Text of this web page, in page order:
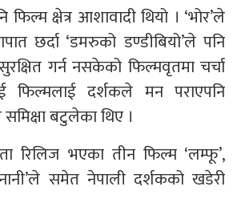
फिल्म क्षेत्र आशावादी थियो । ‘भोर’ले
छर्दा ‘डमरुको डण्डीबियो’ले पनि
गर्न नसकेको फिल्मवृतमा चर्चा
दर्शकले मन पराएपनि
बटुलेका थिए ।
रिलिज भएका तीन फिल्म ‘लम्फू’,
नानी’ले समेत नेपाली दर्शकको खडेरी